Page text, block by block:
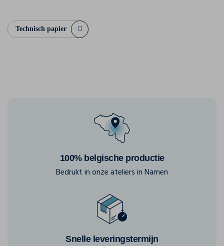
Technisch papier
100% belgische productie
Bedrukt in onze ateliers in Namen
Snelle leveringstermijn